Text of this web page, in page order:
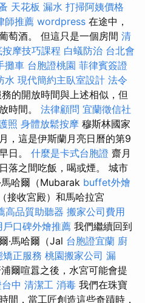
天花板 漏水 打掃阿姨價格
師推薦 wordpress 在途中，
萄酒。 但這只是一個房間 清
按摩技巧課程 白蟻防治 台北會
攤車 台胞證桃園 菲律賓簽證
水 現代簡約主臥室設計 法令
的開放時間與上述相似，但
時間。 法律顧問 宜蘭徵信社
照 身體放鬆按摩 穆斯林國家
，這是伊斯蘭月亮日曆的第9
日。 什麼是卡式台胞證 齋月
落之間吃飯，喝或煙。 城市
馬哈爾（Mubarak buffet外燴
接收宮殿）和馬哈拉宮
高品質助聽器 搬家公司費用
戶口碑外燴推薦 我們繼續回到
·馬哈爾（Jal 台胞證宜蘭 廚
矯正服務 桃園搬家公司 漏
爾喧囂之後，水宮可能會提
中 清潔工 消毒 我們在珠寶
間，當工匠創造這些奇蹟時，